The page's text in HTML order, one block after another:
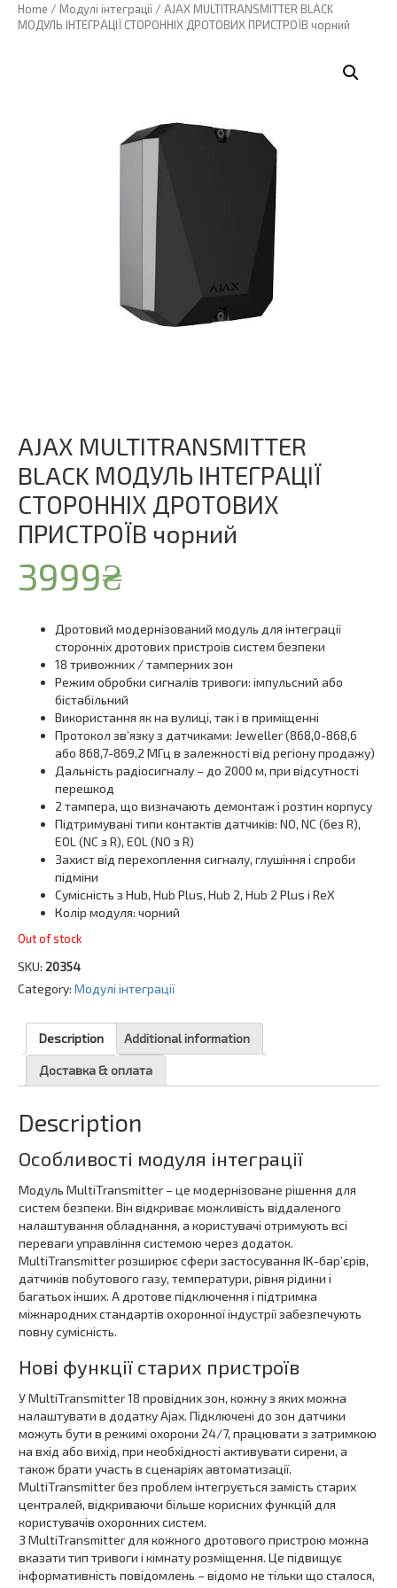
Home / Модулі інтеграції / AJAX MULTITRANSMITTER BLACK
МОДУЛЬ ІНТЕГРАЦІЇ СТОРОННІХ ДРОТОВИХ ПРИСТРОЇВ чорний
AJAX MULTITRANSMITTER
BLACK МОДУЛЬ ІНТЕГРАЦІЇ
СТОРОННІХ ДРОТОВИХ
ПРИСТРОЇВ чорний
3999₴
Дротовий модернізований модуль для інтеграції
сторонніх дротових пристроїв систем безпеки
18 тривожних / тамперних зон
Режим обробки сигналів тривоги: імпульсний або
бістабільний
Використання як на вулиці, так і в приміщенні
Протокол зв’язку з датчиками: Jeweller (868,0-868,6
або 868,7-869,2 МГц в залежності від регіону продажу)
Дальність радіосигналу – до 2000 м, при відсутності
перешкод
2 тампера, що визначають демонтаж і розтин корпусу
Підтримувані типи контактів датчиків: NO, NC (без R),
EOL (NC з R), EOL (NO з R)
Захист від перехоплення сигналу, глушіння і спроби
підміни
Сумісність з Hub, Hub Plus, Hub 2, Hub 2 Plus і ReX
Колір модуля: чорний
Out of stock
SKU: 20354
Category: Модулі інтеграції
Description Additional information
Доставка & оплата
Description
Особливості модуля інтеграції
Модуль MultiTransmitter – це модернізоване рішення для
систем безпеки. Він відкриває можливість віддаленого
налаштування обладнання, а користувачі отримують всі
переваги управління системою через додаток.
MultiTransmitter розширює сфери застосування ІК-бар’єрів,
датчиків побутового газу, температури, рівня рідини і
багатьох інших. А дротове підключення і підтримка
міжнародних стандартів охоронної індустрії забезпечують
повну сумісність.
Нові функції старих пристроїв
У MultiTransmitter 18 провідних зон, кожну з яких можна
налаштувати в додатку Ajax. Підключені до зон датчики
можуть бути в режимі охорони 24/7, працювати з затримкою
на вхід або вихід, при необхідності активувати сирени, а
також брати участь в сценаріях автоматизації.
MultiTransmitter без проблем інтегрується замість старих
централей, відкриваючи більше корисних функцій для
користувачів охоронних систем.
З MultiTransmitter для кожного дротового пристрою можна
вказати тип тривоги і кімнату розміщення. Це підвищує
інформативність повідомлень – відомо не тільки що сталося,